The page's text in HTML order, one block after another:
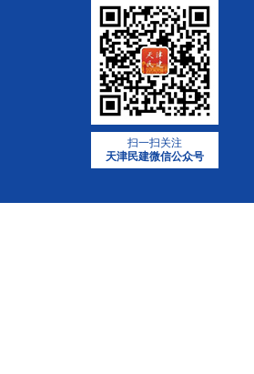
扫一扫关注
天津民建微信公众号